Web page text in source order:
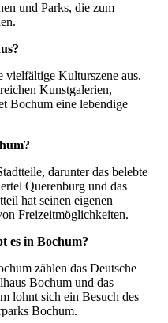
und Parks, die zum
vielfältige Kulturszene aus.
Kunstgalerien,
Bochum eine lebendige
darunter das belebte
Querenburg und das
hat seinen eigenen
Freizeitmöglichkeiten.
es in Bochum?
zählen das Deutsche
Bochum und das
lohnt sich ein Besuch des
Bochum.